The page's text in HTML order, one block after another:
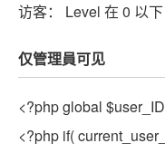
访客： Level 在 0 以下
仅管理員可见
<?phpglobal $user_ID
<?php if(